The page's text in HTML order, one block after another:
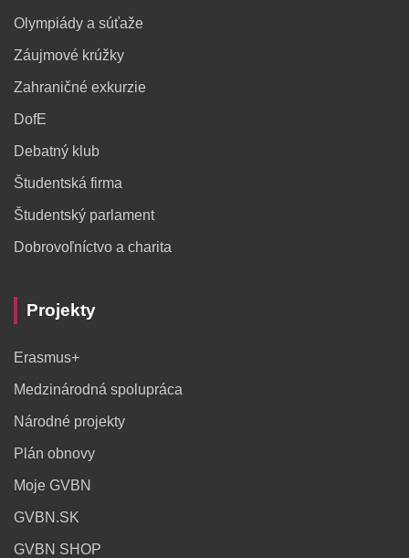
Olympiády a súťaže
Záujmové krúžky
Zahraničné exkurzie
DofE
Debatný klub
Študentská firma
Študentský parlament
Dobrovoľníctvo a charita
Projekty
Erasmus+
Medzinárodná spolupráca
Národné projekty
Plán obnovy
Moje GVBN
GVBN.SK
GVBN SHOP